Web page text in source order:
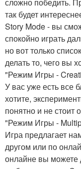
так будет
Story Mode - вы
спокойно играть
но вот только
делать то, чего вы
"Режим Игры -
У вас уже есть все
хотите,
понятно и не стоит
"Режим Игры -
Игра предлагает
другом или по
онлайне вы можете